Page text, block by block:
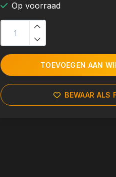
Op voorraad
TOEVOEGEN AAN
BEWAAR ALS